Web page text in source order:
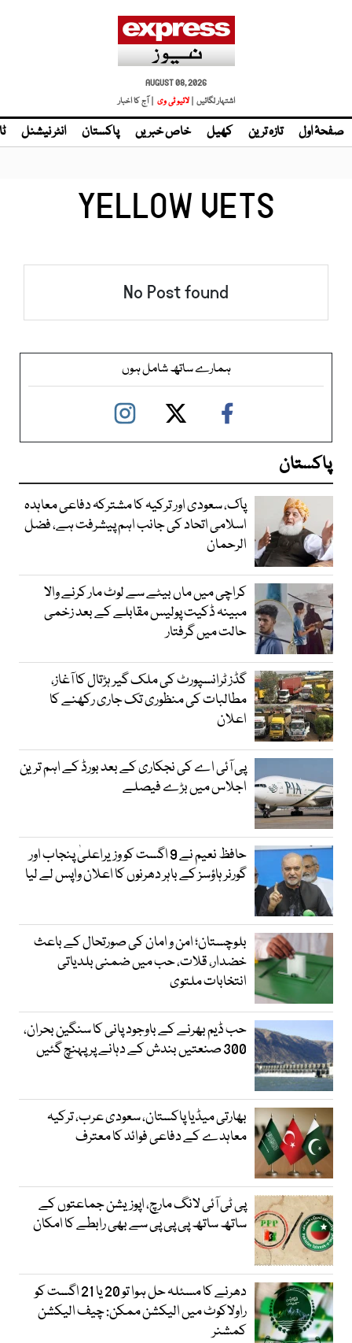
AUGUST 08, 2026
اشتہار لگائیں | لائیو ٹی وی | آج کا اخبار
صفحۂ اول تازہ ترین کھیل خاص خبریں پاکستان انٹر نیشنل
YELLOW VETS
No Post found
ہمارے ساتھ شامل ہوں
پاکستان
پاک، سعودی اور ترکیہ کا مشترکہ دفاعی معاہدہ
اسلامی اتحاد کی جانب اہم پیشرفت ہے، فضل
الرحمان
کراچی میں ماں بیٹے سے لوٹ مار کرنے والا
مبینہ ڈکیت پولیس مقابلے کے بعد زخمی
حالت میں گرفتار
گڈز ٹرانسپورٹ کی ملک گیر ہڑتال کا آغاز،
مطالبات کی منظوری تک جاری رکھنے کا
اعلان
پی آئی اے کی نجکاری کے بعد بورڈ کے اہم ترین
اجلاس میں بڑے فیصلے
حافظ نعیم نے 9 اگست کو وزیراعلیٰ پنجاب اور
گورنر ہاؤسز کے باہر دھرنوں کا اعلان واپس لے لیا
بلوچستان؛ امن و امان کی صورتحال کے باعث
خضدار، قلات، حب میں ضمنی بلدیاتی
انتخابات ملتوی
حب ڈیم بھرنے کے باوجود پانی کا سنگین بحران،
300 صنعتیں بندش کے دہانے پر پہنچ گئیں
بھارتی میڈیا پاکستان، سعودی عرب، ترکیہ
معاہدے کے دفاعی فوائد کا معترف
پی ٹی آئی لانگ مارچ، اپوزیشن جماعتوں کے
ساتھ ساتھ پی پی پی سے بھی رابطے کا امکان
دھرنے کا مسئلہ حل ہوا تو 20 یا 21 اگست کو
راولاکوٹ میں الیکشن ممکن: چیف الیکشن
کمشنر